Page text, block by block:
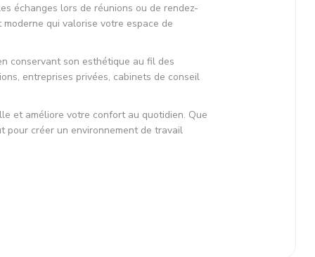
échanges lors de réunions ou de rendez-
qui valorise votre espace de
conservant son esthétique au fil des
entreprises privées, cabinets de conseil
et améliore votre confort au quotidien. Que
pour créer un environnement de travail